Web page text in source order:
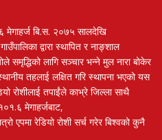
मेगाहर्ज बि.स. २०७५ सालदेखि
द्वारा स्थापित र नाङ्शाल
समृद्धिको लागि सञ्चार भन्ने मुल नारा बोकेर
तहलाई लक्षित गरि स्थापना भएको यस
रोशीलाई तपाईंले काभ्रे जिल्ला साथै
मेगाहर्जबाट,
एपमा रेडियो रोशी सर्च गरेर बिश्वको कुनै